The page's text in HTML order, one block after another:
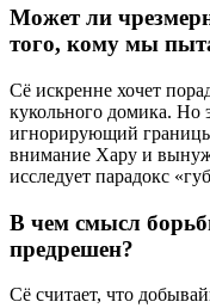
Может ли
того, кому мы
Сё искренне хочет
кукольного домика. Но
игнорирующий границы
внимание Хару и
исследует парадокс
В чем смысл
предрешен?
Сё считает, что